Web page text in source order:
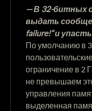
—В 32-битных
выдать
failure!” и
По умолчанию в
ограничение в 2
не превышаем
управления
выделенная